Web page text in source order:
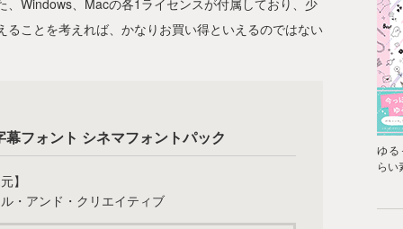
ことを考えれば、かなりお買い得といえるのではない
幕フォント シネマフォントパック
】
・アンド・クリエイティブ
ゆ
ら